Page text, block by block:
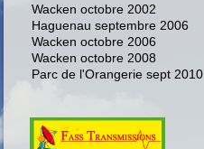
Wacken octobre 2002
Haguenau septembre 2006
Wacken octobre 2006
Wacken octobre 2008
Parc de l'Orangerie sept 2010